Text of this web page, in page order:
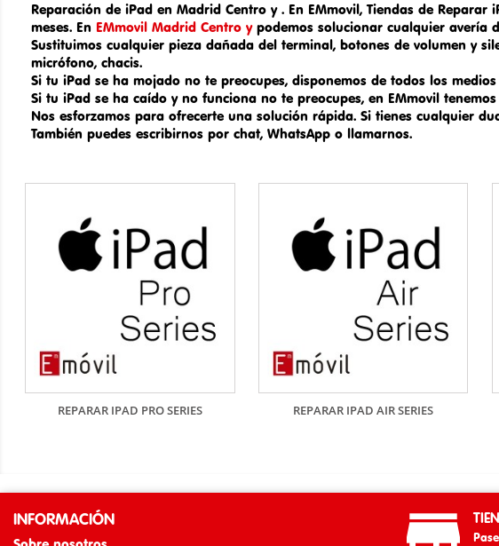
Reparación de iPad en Madrid Centro y . En EMmovil,Tiendas de Reparar
meses. En EMmovil Madrid Centro y podemos solucionar cualquier avería
Sustituimos cualquier pieza dañada del terminal, botones de volumen y
micrófono, chacis.
Si tu iPad se ha mojado no te preocupes, disponemos de todos los
Si tu iPad se ha caído y no funciona no te preocupes, en EMmovil
Nos esforzamos para ofrecerte una solución rápida. Si tienes cualquier
También puedes escribirnos por chat, WhatsApp o llamarnos.
REPARAR IPAD PRO SERIES REPARAR IPAD AIR SERIES
INFORMACIÓN